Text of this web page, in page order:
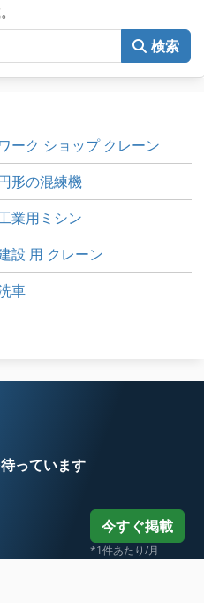
検索
ワーク ショップ クレーン
形の混練機
業用ミシン
設 用 クレーン
車
っています
今すぐ掲載
*1件あたり/月